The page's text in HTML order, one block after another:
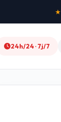
24h/24 · 7j/7